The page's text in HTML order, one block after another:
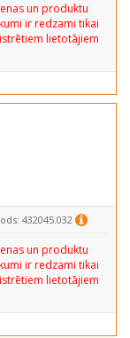
un produktu
ir redzami tikai
lietotājiem
432045.032
un produktu
ir redzami tikai
lietotājiem